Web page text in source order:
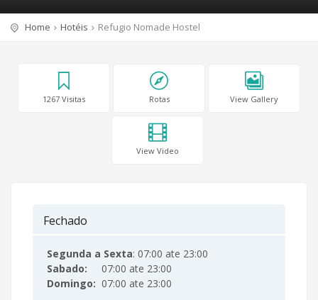
Home Hotéis Refugio Nomade Hostel
1267 Visitas Rotas View Gallery
View Video
Fechado
Segunda a Sexta: 07:00 ate 23:00
Sabado:
07:00 ate 23:00
Domingo: 07:00 ate 23:00